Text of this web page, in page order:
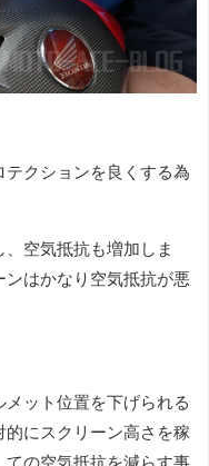
テクションを良くする為
空気抵抗も増加しま
はかなり空気抵抗が悪
ット位置を下げられる
的にスクリーン高さを稼
の空気抵抗を減らす事